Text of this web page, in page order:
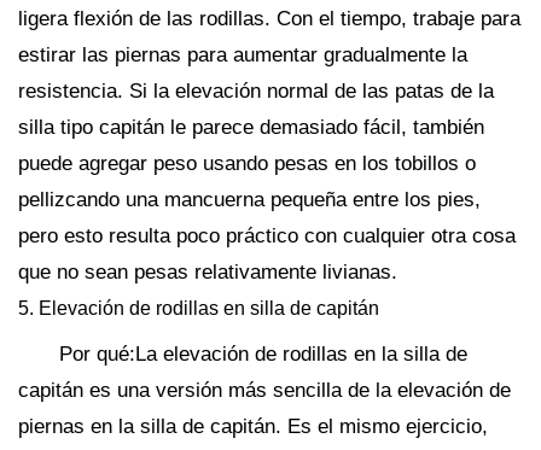
ligera flexión de las rodillas. Con el tiempo, trabaje para
estirar las piernas para aumentar gradualmente la
resistencia. Si la elevación normal de las patas de la
silla tipo capitán le parece demasiado fácil, también
puede agregar peso usando pesas en los tobillos o
pellizcando una mancuerna pequeña entre los pies,
pero esto resulta poco práctico con cualquier otra cosa
que no sean pesas relativamente livianas.
5. Elevación de rodillas en silla de capitán
Por qué:La elevación de rodillas en la silla de
capitán es una versión más sencilla de la elevación de
piernas en la silla de capitán. Es el mismo ejercicio,